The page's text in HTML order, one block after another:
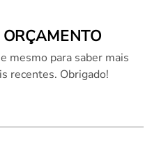
mesmo para saber mais
recentes. Obrigado!